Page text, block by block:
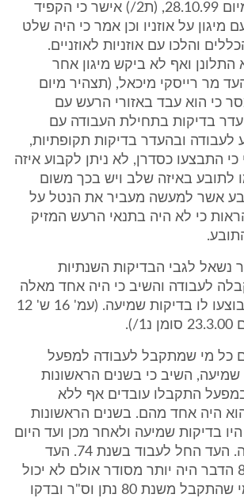
חנקנית (תצהיר מיום 28.10.99, (ת2/) אישר כי הקפיד
על אוזניו וכן אמר כי היה שלט
והלכו עם אוזניות לאוזניים.
התלונן ואף לא ביקש מיגון אחר
מר רייסקי מיכאל, (תצהיר מיום
ת3/) מסר כי הוא עבד באזורי הרעש עם
בדיקות בתחילת העבודה עם
ובהעדר בדיקות תקופתיות,
התבצעו כסדרן, לא ניתן לקבוע איזה
לתובע באיזה שלב ויש בכך משום
אשר למעשה מעביר את הנטל על
כי לא היה בתנאי הרעש המזיק
נשאל לגבי הבדיקות השנתיות
לעבודה והשיב כי היה אחד מאלה
שנתקבלו ללא שבוצעו לו בדיקות שמיעה. (עמ' 16 ש' 12
).
כל מי שמתקבל לעבודה למפעל
שמיעה, השיב כי בשנים הראשונות
התקבלו עובדים אף ללא
היה אחד מהם. בשנים הראשונות
לא היו בדיקות שמיעה ולאחר מכן ועד היום
יש בדיקות שמיעה. העד החל לעבוד בשנת 74. העד
אישר כי משנת 80 הדבר היה יותר מסודר אולם לא יכול
היה להשיב אם מי שהתקבל משנת 80 נתן וס"ר ובדקו